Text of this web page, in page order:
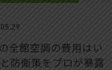
全館空調の費用はい
防衛策をプロが暴露